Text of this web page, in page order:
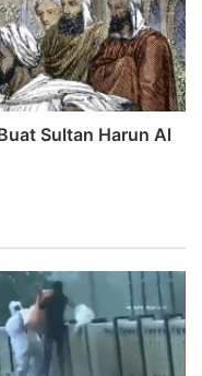
Sultan Harun Al